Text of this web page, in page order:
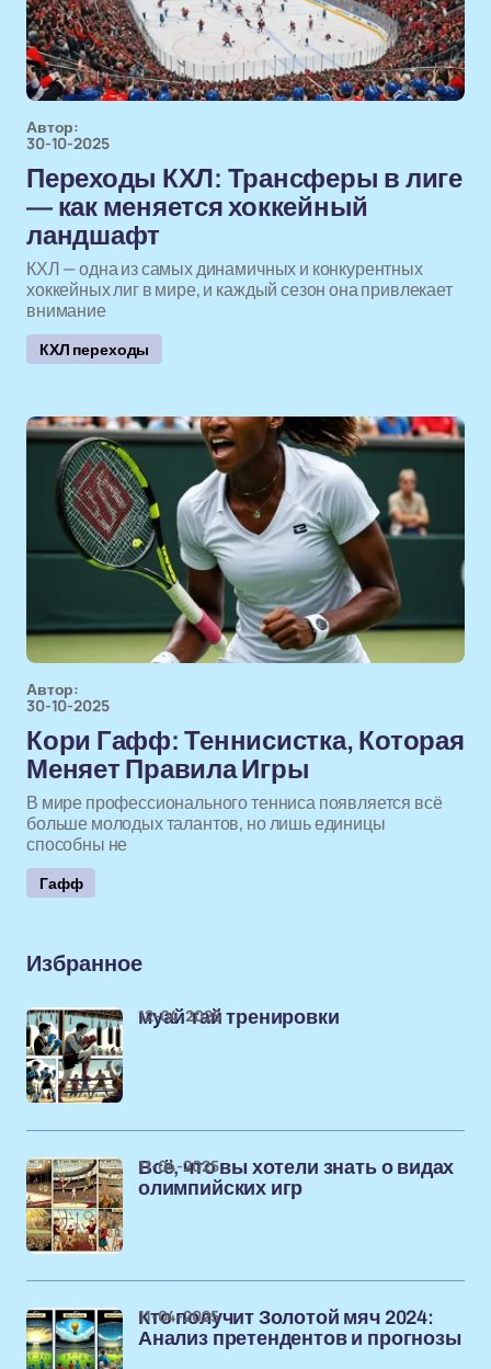
Автор:
30-10-2025
Переходы КХЛ: Трансферы в лиге
— как меняется хоккейный
ландшафт
КХЛ — одна из самых динамичных и конкурентных
хоккейных лиг в мире, и каждый сезон она привлекает
внимание
КХЛ переходы
Автор:
30-10-2025
Кори Гафф: Теннисистка, Которая
Меняет Правила Игры
В мире профессионального тенниса появляется всё
больше молодых талантов, но лишь единицы
способны не
Гафф
Избранное
муай тай тренировки
12-04-2025
Всё, что вы хотели знать о видах
олимпийских игр
11-04-2025
Кто получит Золотой мяч 2024:
Анализ претендентов и прогнозы
11-04-2025